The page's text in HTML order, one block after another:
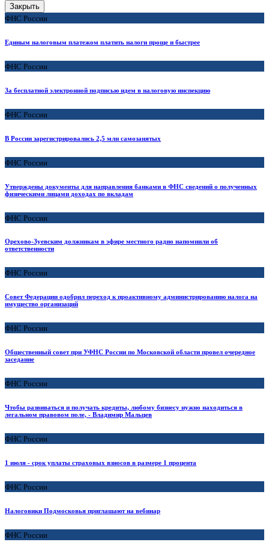
Закрыть
ФНС России
Единым налоговым платежом платить налоги проще и быстрее
ФНС России
За бесплатной электронной подписью идем в налоговую инспекцию
ФНС России
В России зарегистрировались 2,5 млн самозанятых
ФНС России
Утверждены документы для направления банками в ФНС сведений о полученных
физическими лицами доходах по вкладам
ФНС России
Орехово-Зуевским должникам в эфире местного радио напомнили об
ответственности
ФНС России
Совет Федерации одобрил переход к проактивному администрированию налога на
имущество организаций
ФНС России
Общественный совет при УФНС России по Московской области провел очередное
заседание
ФНС России
Чтобы развиваться и получать кредиты, любому бизнесу нужно находиться в
легальном правовом поле, - Владимир Мальцев
ФНС России
1 июля - срок уплаты страховых взносов в размере 1 процента
ФНС России
Налоговики Подмосковья приглашают на вебинар
ФНС России